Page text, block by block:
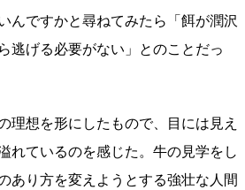
んですかと尋ねてみたら「餌が潤沢
逃げる必要がない」とのことだっ
理想を形にしたもので、目には見え
れているのを感じた。牛の見学をし
あり方を変えようとする強壮な人間